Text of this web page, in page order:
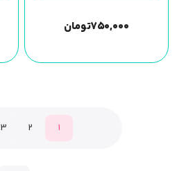
۷۵۰,۰۰۰تومان
1
2
3